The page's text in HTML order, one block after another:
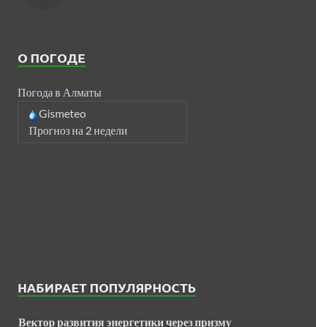
О ПОГОДЕ
Погода в Алматы
Gismeteo
Прогноз на 2 недели
НАБИРАЕТ ПОПУЛЯРНОСТЬ
Вектор развития энергетики через призму